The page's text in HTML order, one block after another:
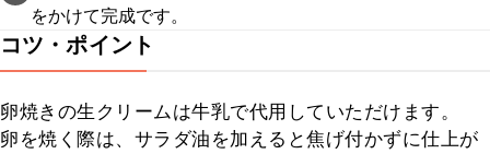
をかけて完成です。
コツ・ポイント
卵焼きの生クリームは牛乳で代用していただけます。
卵を焼く際は、サラダ油を加えると焦げ付かずに仕上が